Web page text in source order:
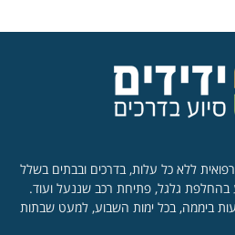
ללא כל עלות, בדרכים ובבתים בשלל
גלגל, פתיחת רכב שננעל ועוד.
מספק עזרה לזולת 24 שעות ביממה, בכל ימות השבוע, למעט שבתות